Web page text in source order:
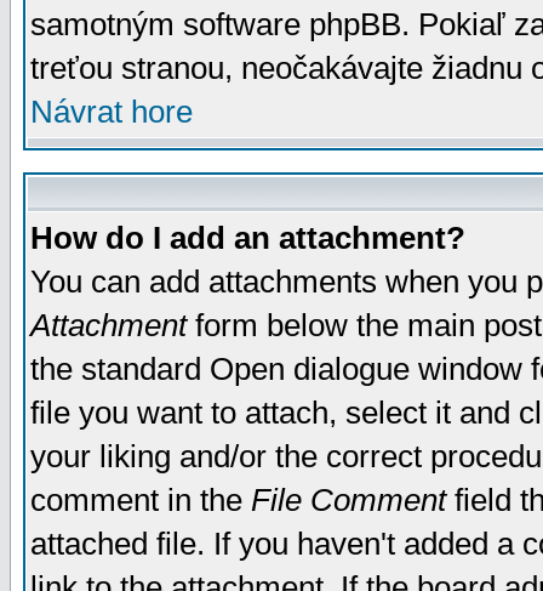
samotným software phpBB. Pokiaľ
treťou stranou, neočakávajte žiadnu
Návrat hore
How do I add an attachment?
You can add attachments when you
Attachmentform below the main
the standard Open dialogue window
file you want to attach, select it and
your liking and/or the correct
comment in the File Commentfield
attached file. If you haven't added a